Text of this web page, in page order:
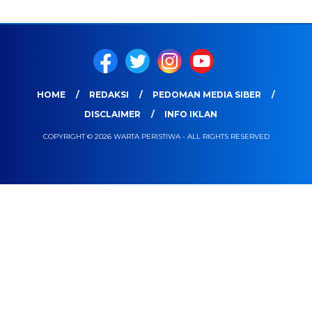
HOME REDAKSI
PEDOMAN MEDIA SIBER
DISCLAIMER
INFO IKLAN
COPYRIGHT © 2026 WARTA PERISTIWA - ALL RIGHTS RESERVED